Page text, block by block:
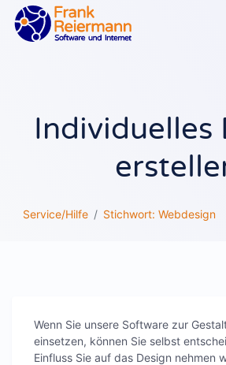
Individuelles
Service/Hilfe Stichwort: Webdesign
Wenn Sie unsere Software zur
einsetzen, können Sie selbst
Einfluss Sie auf das Design nehmen